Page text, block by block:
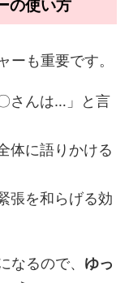
の使い方
ーも重要です。
さんは…」と言
体に語りかける
を和らげる効
なるので、 ゆっ